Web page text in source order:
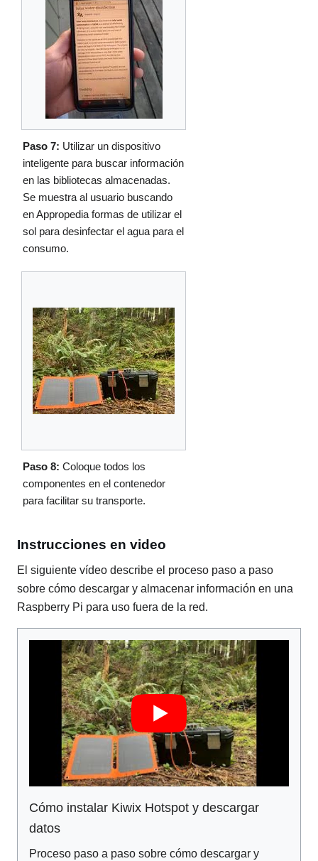
Paso 7: Utilizar un dispositivo
inteligente para buscar información
en las bibliotecas almacenadas.
Se muestra al usuario buscando
en Appropedia formas de utilizar el
sol para desinfectar el agua para el
consumo.
Paso 8: Coloque todos los
componentes en el contenedor
para facilitar su transporte.
Instrucciones en video
El siguiente vídeo describe el proceso paso a paso
sobre cómo descargar y almacenar información en una
Raspberry Pi para uso fuera de la red.
Cómo instalar Kiwix Hotspot y descargar
datos
Proceso paso a paso sobre cómo descargar y